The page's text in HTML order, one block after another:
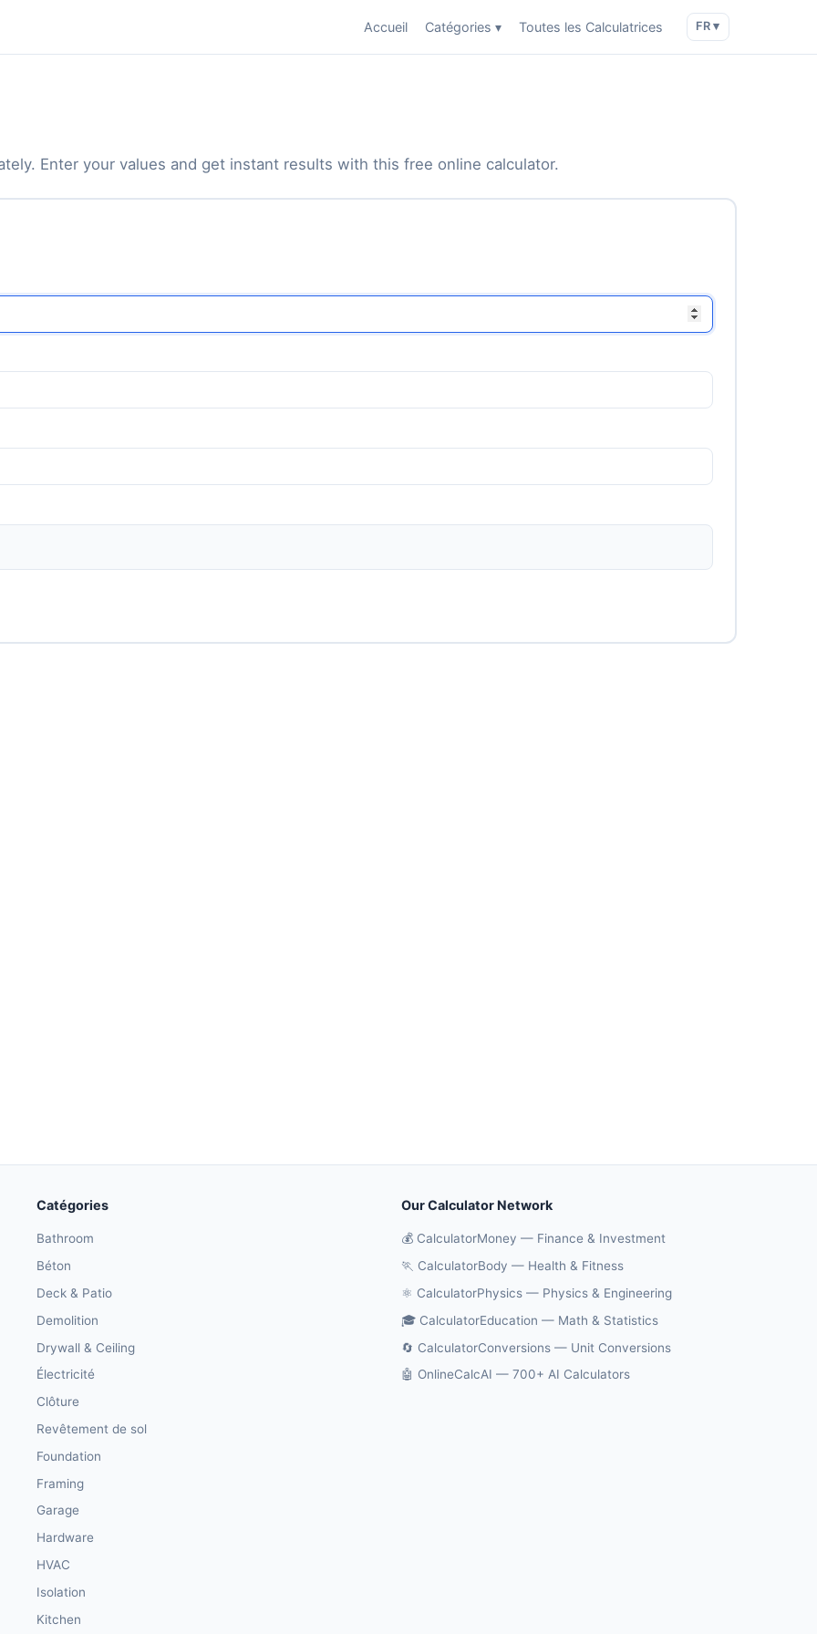
Accueil Catégories ▾ Toutes les Calculatrices FR ▾
Enter your values and get instant results with this free online calculator.
Catégories
Bathroom
Béton
Deck & Patio
Demolition
Drywall & Ceiling
Électricité
Clôture
Revêtement de sol
Foundation
Framing
Garage
Hardware
HVAC
Isolation
Kitchen
Our Calculator Network
💰 CalculatorMoney — Finance & Investment
🏃 CalculatorBody — Health & Fitness
⚛️ CalculatorPhysics — Physics & Engineering
🎓 CalculatorEducation — Math & Statistics
🔄 CalculatorConversions — Unit Conversions
🤖 OnlineCalcAI — 700+ AI Calculators